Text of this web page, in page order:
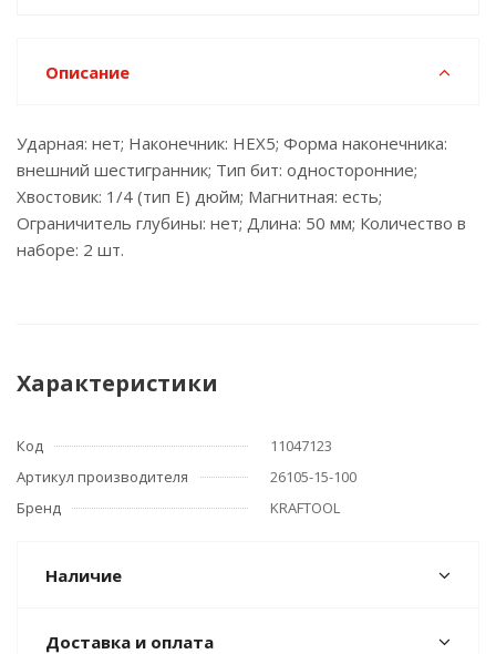
Описание
Ударная: нет; Наконечник: HEX5; Форма наконечника:
внешний шестигранник; Тип бит: односторонние;
Хвостовик: 1/4 (тип Е) дюйм; Магнитная: есть;
Ограничитель глубины: нет; Длина: 50 мм; Количество в
наборе: 2 шт.
Характеристики
Код
11047123
Артикул производителя
26105-15-100
Бренд
KRAFTOOL
Наличие
Доставка и оплата